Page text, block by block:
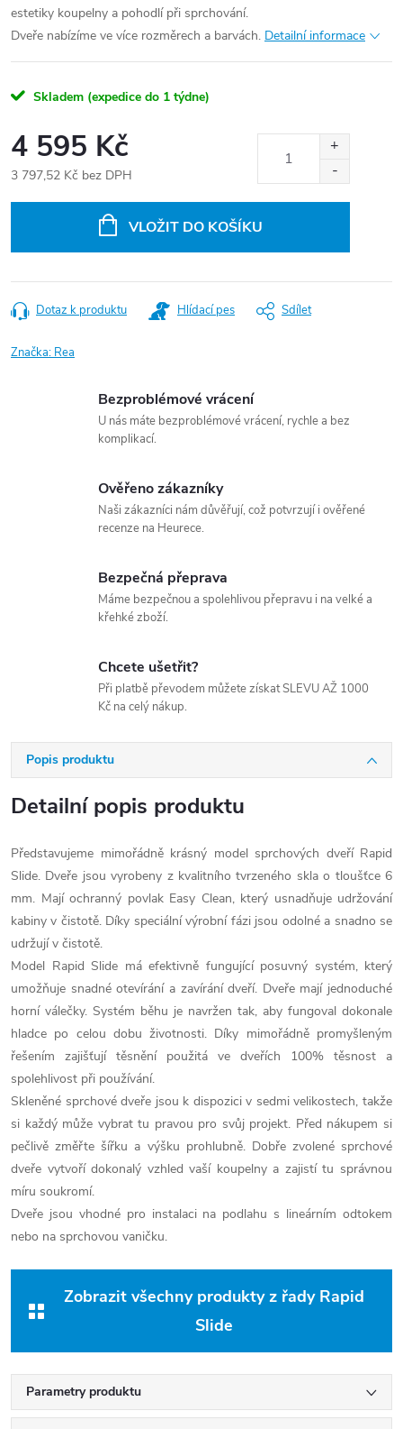
estetiky koupelny a pohodlí při sprchování.
Dveře nabízíme ve více rozměrech a barvách. Detailní informace
Skladem (expedice do 1 týdne)
4 595 Kč
3 797,52 Kč bez DPH
VLOŽIT DO KOŠÍKU
Dotaz k produktu Hlídací pes Sdílet
Značka: Rea
Bezproblémové vrácení
U nás máte bezproblémové vrácení, rychle a bez
komplikací.
Ověřeno zákazníky
Naši zákazníci nám důvěřují, což potvrzují i ověřené
recenze na Heurece.
Bezpečná přeprava
Máme bezpečnou a spolehlivou přepravu i na velké a
křehké zboží.
Chcete ušetřit?
Při platbě převodem můžete získat SLEVU AŽ 1000
Kč na celý nákup.
Popis produktu
Detailní popis produktu
Představujeme mimořádně krásný model sprchových dveří Rapid
Slide. Dveře jsou vyrobeny z kvalitního tvrzeného skla o tloušťce 6
mm. Mají ochranný povlak Easy Clean, který usnadňuje udržování
kabiny v čistotě. Díky speciální výrobní fázi jsou odolné a snadno se
udržují v čistotě.
Model Rapid Slide má efektivně fungující posuvný systém, který
umožňuje snadné otevírání a zavírání dveří. Dveře mají jednoduché
horní válečky. Systém běhu je navržen tak, aby fungoval dokonale
hladce po celou dobu životnosti. Díky mimořádně promyšleným
řešením zajišťují těsnění použitá ve dveřích 100% těsnost a
spolehlivost při používání.
Skleněné sprchové dveře jsou k dispozici v sedmi velikostech, takže
si každý může vybrat tu pravou pro svůj projekt. Před nákupem si
pečlivě změřte šířku a výšku prohlubně. Dobře zvolené sprchové
dveře vytvoří dokonalý vzhled vaší koupelny a zajistí tu správnou
míru soukromí.
Dveře jsou vhodné pro instalaci na podlahu s lineárním odtokem
nebo na sprchovou vaničku.
Zobrazit všechny produkty z řady Rapid
Slide
Parametry produktu